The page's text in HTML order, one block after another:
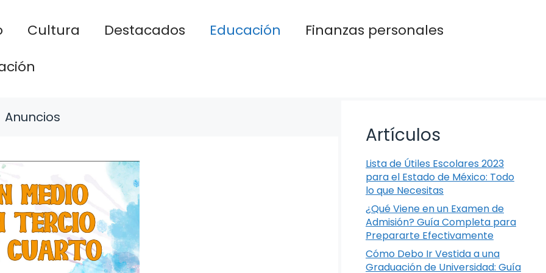
Cultura Destacados Educación
Finanzas personales
Anuncios
Artículos
Lista de Útiles Escolares 2023
para el Estado de México: Todo
lo que Necesitas
¿Qué Viene en un Examen de
Admisión? Guía Completa para
Prepararte Efectivamente
Cómo Debo Ir Vestida a una
Graduación de Universidad: Guía